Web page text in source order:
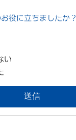
役に立ちましたか？
い